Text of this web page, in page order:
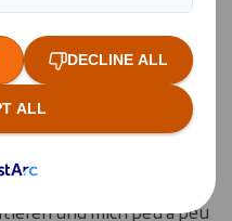
ganz alleine in
und mich peu à peu